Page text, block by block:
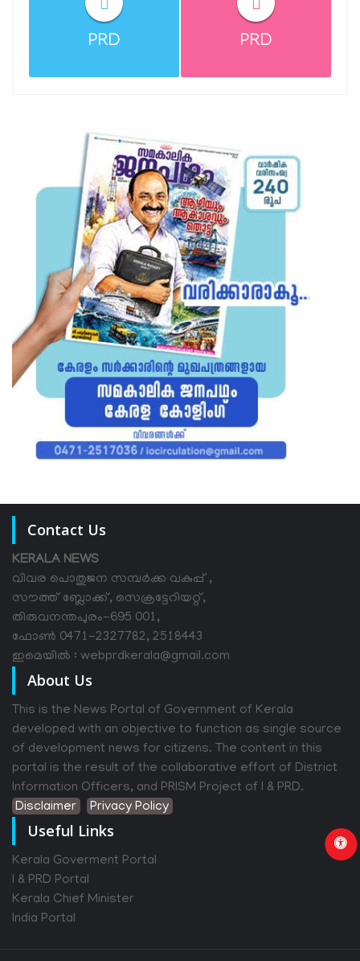
PRD PRD
Contact Us
KERALA NEWS
വിവര പൊതുജന സമ്പര്‍ക്ക വകുപ്പ് ,
സൗത്ത് ബ്ലോക്ക്, സെക്രട്ടേറിയറ്റ്,
തിരുവനന്തപുരം-695 001,
ഫോൺ 0471-2327782, 2518443
ഇമെയിൽ : webprdkerala@gmail.com
About Us
This is the News Portal of Government of Kerala
developed with an objective to function as single source
of development news for citizens. The content in this
portal is the result of the collaborative effort of District
Information Officers, and PRISM Project of I & PRD.
Disclaimer
Privacy Policy
Useful Links
Kerala Goverment Portal
I & PRD Portal
Kerala Chief Minister
India Portal